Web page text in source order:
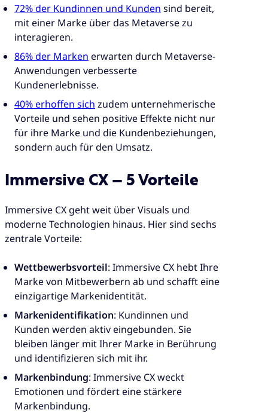
72% der Kundinnen und Kunden sind bereit,
mit einer Marke über das Metaverse zu
interagieren.
86% der Marken erwarten durch Metaverse-
Anwendungen verbesserte
Kundenerlebnisse.
40% erhoffen sich zudem unternehmerische
Vorteile und sehen positive Effekte nicht nur
für ihre Marke und die Kundenbeziehungen,
sondern auch für den Umsatz.
Immersive CX – 5 Vorteile
Immersive CX geht weit über Visuals und
moderne Technologien hinaus. Hier sind sechs
zentrale Vorteile:
Wettbewerbsvorteil: Immersive CX hebt Ihre
Marke von Mitbewerbern ab und schafft eine
einzigartige Markenidentität.
Markenidentifikation: Kundinnen und
Kunden werden aktiv eingebunden. Sie
bleiben länger mit Ihrer Marke in Berührung
und identifizieren sich mit ihr.
Markenbindung: Immersive CX weckt
Emotionen und fördert eine stärkere
Markenbindung.